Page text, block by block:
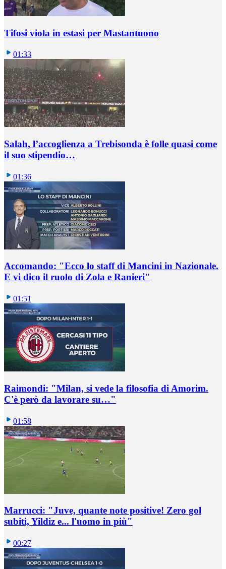
Tifosi viola in estasi per Mastantuono
01:33
Salah, l’accoglienza a Trebisonda è folle quasi come
il suo stipendio…
01:36
Accomando: "Ecco lo staff di Mancini in Nazionale.
E vi dico il ruolo di Zola e Ranieri"
01:51
Raimondi: "Milan, si vede la filosofia di Amorim.
C'è però da lavorare su…"
01:58
Marrucci: "Juve, quante note positive! Zero gol
subiti, Yildiz e... l'uomo in più"
00:27